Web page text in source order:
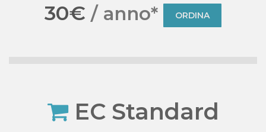
30€ / anno* ORDINA
EC Standard